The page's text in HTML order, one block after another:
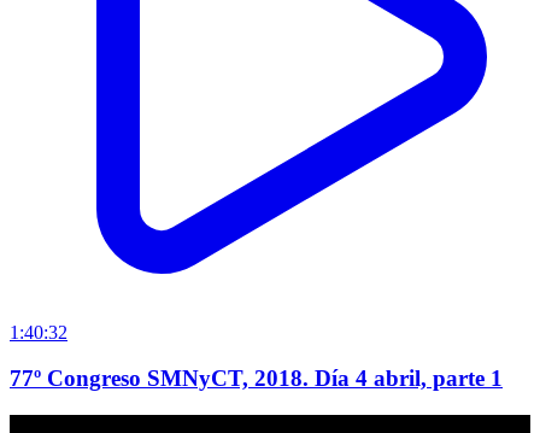
1:40:32
77º Congreso SMNyCT, 2018. Día 4 abril, parte 1